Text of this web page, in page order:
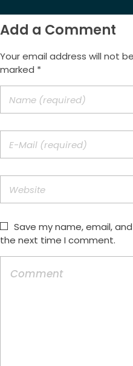
Add a Comment
Your email address will not
marked *
Save my name, email,
the next time I comment.